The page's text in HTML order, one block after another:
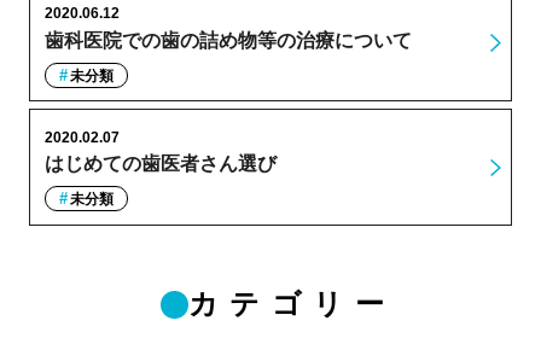
歯科医院での歯の詰め物等の治療について
2020.06.12
未分類
はじめての歯医者さん選び
2020.02.07
未分類
カテゴリー